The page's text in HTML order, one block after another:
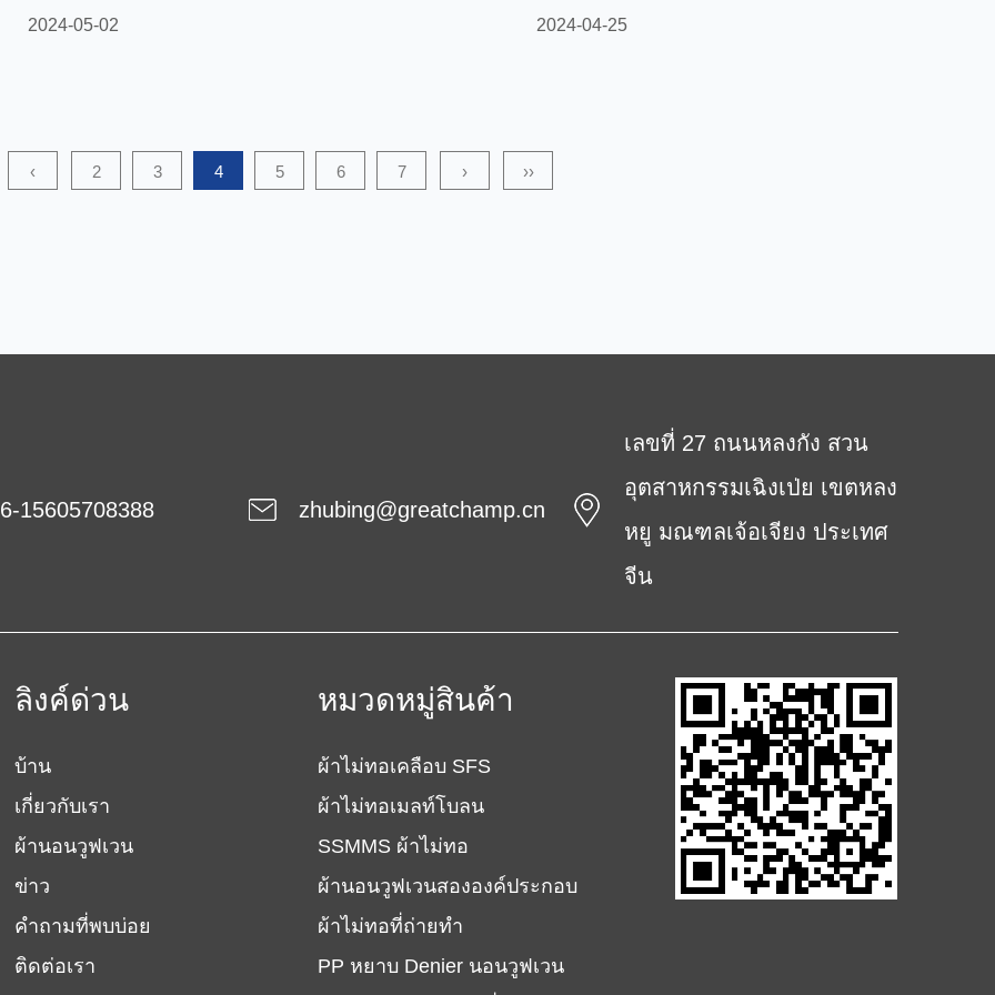
และมีประสิทธิภาพมากขึ้น เนื่องจากมีความแข็งแรงและ
ความทนทานสูง ทางออกที่ดี ต่อไปนี้เป็นคำแนะนำบาง
2024-05-02
มีส่วนประกอบสองส่วน ซึ่งสามารถปรับปรุงความต้านทาน
แรงดึงและความเสถียรได้อย่างมีประสิทธิภาพ เพื่อตอบ
2024-04-25
‹ 2 3 4 5 6 7 › ››
15605708388 zhubing@greatchamp.cn
เลขที่ 27 ถนนหลงกัง สวน
อุตสาหกรรมเฉิงเป่ย เขตหลง
หยู มณฑลเจ้อเจียง ประเทศ
จีน
ลิงค์ด่วน
บ้าน
เกี่ยวกับเรา
ผ้านอนวูฟเวน
ข่าว
คำถามที่พบบ่อย
ติดต่อเรา
หมวดหมู่สินค้า
ผ้าไม่ทอเคลือบ SFS
ผ้าไม่ทอเมลท์โบลน
SSMMS ผ้าไม่ทอ
ผ้านอนวูฟเวนสององค์ประกอบ
ผ้าไม่ทอที่ถ่ายทำ
PP หยาบ Denier นอนวูฟเวน